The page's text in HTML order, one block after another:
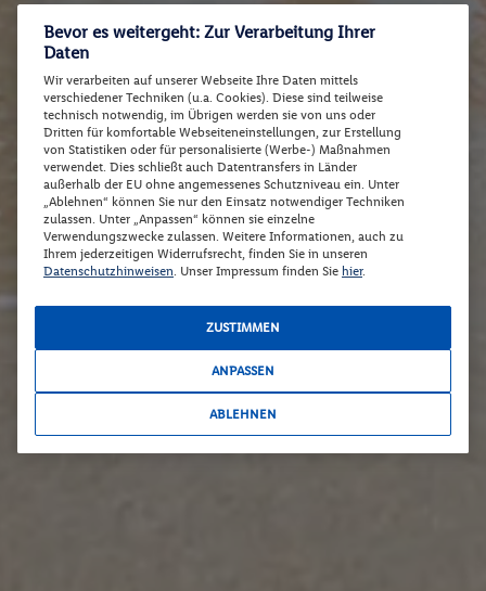
Bevor es weitergeht: Zur Verarbeitung Ihrer
Daten
Wir verarbeiten auf unserer Webseite Ihre Daten mittels
verschiedener Techniken (u.a. Cookies). Diese sind teilweise
technisch notwendig, im Übrigen werden sie von uns oder
Dritten für komfortable Webseiteneinstellungen, zur Erstellung
von Statistiken oder für personalisierte (Werbe-) Maßnahmen
verwendet. Dies schließt auch Datentransfers in Länder
außerhalb der EU ohne angemessenes Schutzniveau ein. Unter
„Ablehnen“ können Sie nur den Einsatz notwendiger Techniken
zulassen. Unter „Anpassen“ können sie einzelne
Verwendungszwecke zulassen. Weitere Informationen, auch zu
Ihrem jederzeitigen Widerrufsrecht, finden Sie in unseren
Datenschutzhinweisen. Unser Impressum finden Sie hier.
ZUSTIMMEN
ANPASSEN
ABLEHNEN